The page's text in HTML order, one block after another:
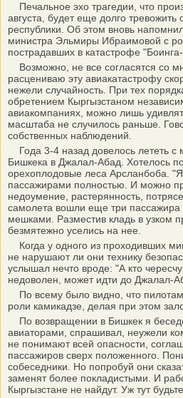
Печальное эхо трагедии, что
августа, будет еще долго тревожить
республики. Об этом вновь
министра Эльмиры Ибраимовой с
пострадавших в катастрофе
Возможно, не все согласятся со
расцениваю эту авиакатастрофу
нежели случайность. При тех
обретением Кыргызстаном
авиакомпаниях, можно лишь
масштаба не случилось раньше.
собственных наблюдений.
Года 3-4 назад довелось лететь с
Бишкека в Джалал-Абад. Хотелось
орехоплодовые леса Арсланбоба.
пассажирами полностью. И можно
недоумение, растерянность,
самолета вошли еще три пассажира
мешками. Разместив кладь в узком
безмятежно уселись на нее.
Когда у одного из проходивших
не нарушают ли они технику
услышал нечто вроде: "А кто
недоволен, может идти до Джалал-
По всему было видно, что пилотам
роли камикадзе, делая при этом
По возвращении в Бишкек я
авиаторами, спрашивал, неужели
не понимают всей опасности,
пассажиров сверх положенного.
собеседники. Но попробуй они
заменят более покладистыми. И
Кыргызстане не найдут. Уж тут